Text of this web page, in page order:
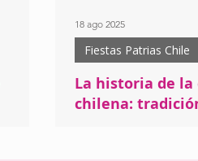
La historia de la
chilena:
Fiestas Patrias Chile
18 ago 2025